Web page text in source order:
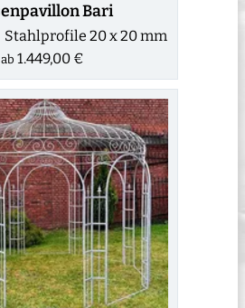
Bari
Stahlprofile 20 x 20 mm
ab 1.449,00 €